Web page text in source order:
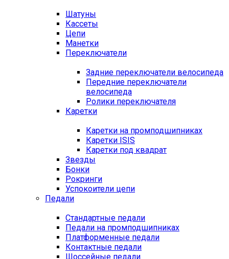
Шатуны
Кассеты
Цепи
Манетки
Переключатели
Задние переключатели велосипеда
Передние переключатели
велосипеда
Ролики переключателя
Каретки
Каретки на промподшипниках
Каретки ISIS
Каретки под квадрат
Звезды
Бонки
Рокринги
Успокоители цепи
Педали
Стандартные педали
Педали на промподшипниках
Платформенные педали
Контактные педали
Шоссейные педали